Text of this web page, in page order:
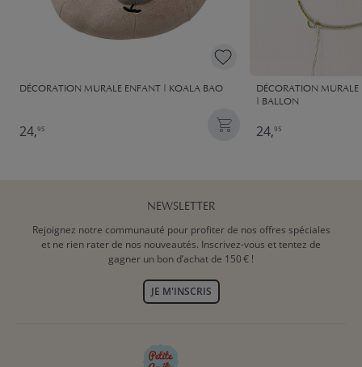
DÉCORATION MURALE ENFANT | KOALA BAO
24,95
DÉCORATION MURALE
| BALLON
24,95
NEWSLETTER
Rejoignez notre communauté pour profiter de nos offres spéciales
et ne rien rater de nos nouveautés. Inscrivez-vous et tentez de
gagner un bon d’achat de 150 € !
JE M'INSCRIS